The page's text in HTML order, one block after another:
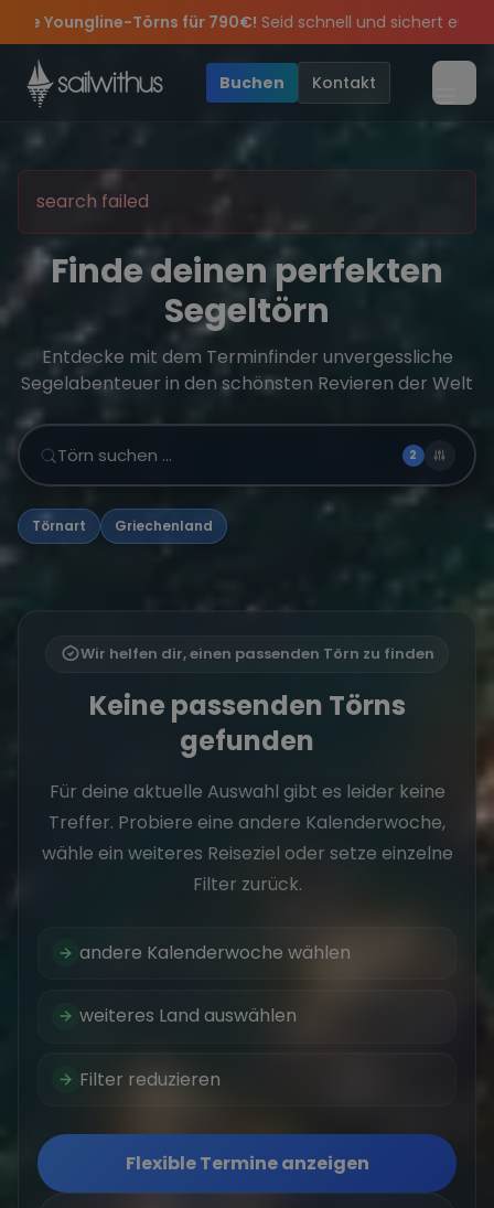
Skip to content
790€!Seid schnell und sichert euch die letzten Plätze. •
Sichere Dir jetztDein Meilenbuch und Deine sailwithus-
mehr Sowie20€ Rabatt auf deinen ersten Törn! •
die Törns, die Crew und die besten Geschichten des
Buchen
Kontakt
search failed
Finde deinen perfekten
Segeltörn
Entdecke mit dem Terminfinder unvergessliche
Segelabenteuer in den schönsten Revieren der Welt
Törn suchen … 2
Törnart Griechenland
Wir helfen dir, einen passenden Törn zu finden
Keine passenden Törns
gefunden
Für deine aktuelle Auswahl gibt es leider keine
Treffer. Probiere eine andere Kalenderwoche,
wähle ein weiteres Reiseziel oder setze einzelne
Filter zurück.
andere Kalenderwoche wählen
weiteres Land auswählen
Filter reduzieren
Flexible Termine anzeigen